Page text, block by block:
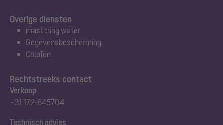
Rechtstreeks contact
Verkoop
+31 172-645704
Technisch advies
Overige diensten
mastering water
Gegevensbescherming
Colofon